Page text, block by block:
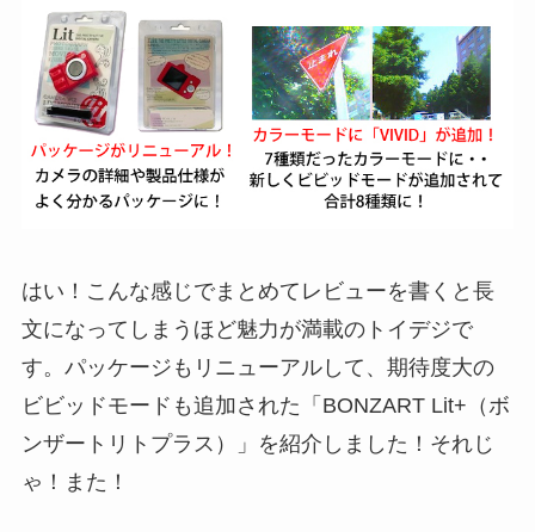
はい！こんな感じでまとめてレビューを書くと長
文になってしまうほど魅力が満載のトイデジで
す。パッケージもリニューアルして、期待度大の
ビビッドモードも追加された「BONZART Lit+（ボ
ンザートリトプラス）」を紹介しました！それじ
ゃ！また！